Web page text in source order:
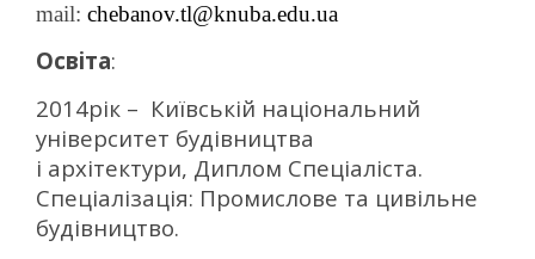
mail: chebanov.tl@knuba.edu.ua
Освіта:
2014рік – Київській національний
університет будівництва
і архітектури, Диплом Спеціаліста.
Спеціалізація: Промислове та цивільне
будівництво.